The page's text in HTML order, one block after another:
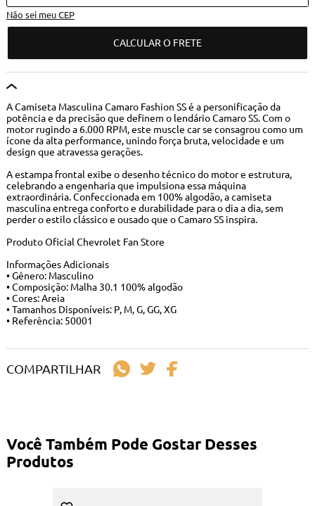
Não sei meu CEP
CALCULAR O FRETE
A Camiseta Masculina Camaro Fashion SS é a personificação da
potência e da precisão que definem o lendário Camaro SS. Com o
motor rugindo a 6.000 RPM, este muscle car se consagrou como um
ícone da alta performance, unindo força bruta, velocidade e um
design que atravessa gerações.
A estampa frontal exibe o desenho técnico do motor e estrutura,
celebrando a engenharia que impulsiona essa máquina
extraordinária. Confeccionada em 100% algodão, a camiseta
masculina entrega conforto e durabilidade para o dia a dia, sem
perder o estilo clássico e ousado que o Camaro SS inspira.
Produto Oficial Chevrolet Fan Store
Informações Adicionais
• Gênero: Masculino
• Composição: Malha 30.1 100% algodão
• Cores: Areia
• Tamanhos Disponíveis: P, M, G, GG, XG
• Referência: 50001
COMPARTILHAR
Você Também Pode Gostar Desses
Produtos